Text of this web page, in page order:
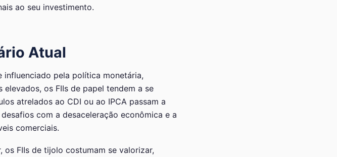
ao seu investimento.
Atual
influenciado pela política monetária,
os FIIs de papel tendem a se
atrelados ao CDI ou ao IPCA passam a
com a desaceleração econômica e a
comerciais.
FIIs de tijolo costumam se valorizar,